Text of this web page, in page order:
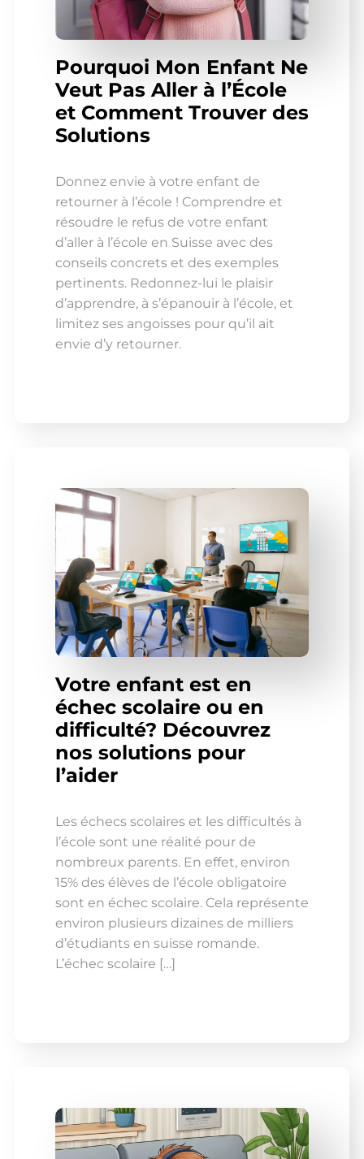
Pourquoi Mon Enfant Ne
Veut Pas Aller à l’École
et Comment Trouver des
Solutions
Donnez envie à votre enfant de
retourner à l’école ! Comprendre et
résoudre le refus de votre enfant
d’aller à l’école en Suisse avec des
conseils concrets et des exemples
pertinents. Redonnez-lui le plaisir
d’apprendre, à s’épanouir à l’école, et
limitez ses angoisses pour qu’il ait
envie d’y retourner.
Votre enfant est en
échec scolaire ou en
difficulté? Découvrez
nos solutions pour
l’aider
Les échecs scolaires et les difficultés à
l’école sont une réalité pour de
nombreux parents. En effet, environ
15% des élèves de l’école obligatoire
sont en échec scolaire. Cela représente
environ plusieurs dizaines de milliers
d’étudiants en suisse romande.
L’échec scolaire […]